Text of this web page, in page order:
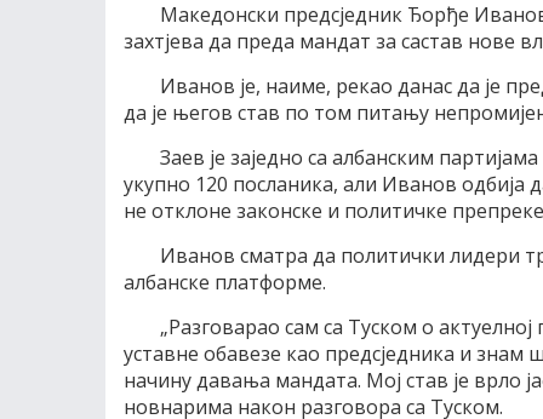
Македонски предсједник Ђорђе
захтјева да преда мандат за састав нове
Иванов је, наиме, рекао данас да је
да је његов став по том питању
Заев је заједно са албанским
укупно 120 посланика, али Иванов одбија
не отклоне законске и политичке
Иванов сматра да политички лидери
албанске платформе.
„Разговарао сам са Туском о
уставне обавезе као предсједника и знам
начину давања мандата. Мој став је врло
новнарима након разговора са Туском.